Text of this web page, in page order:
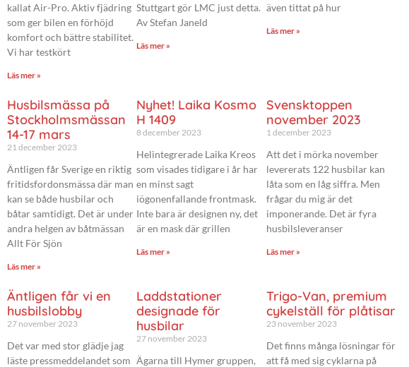
kallat Air-Pro. Aktiv fjädring
som ger bilen en förhöjd
komfort och bättre stabilitet.
Vi har testkört
Läs mer »
Stuttgart gör LMC just detta.
Av Stefan Janeld
Läs mer »
även tittat på hur
Läs mer »
Husbilsmässa på
Stockholmsmässan
14-17 mars
21 december 2023
Äntligen får Sverige en riktig
fritidsfordonsmässa där man
kan se både husbilar och
båtar samtidigt. Det är under
andra helgen av båtmässan
Allt För Sjön
Läs mer »
Nyhet! Laika Kosmo
H 1409
8 december 2023
Helintegrerade Laika Kreos
som visades tidigare i år har
en minst sagt
iögonenfallande frontmask.
Inte bara är designen ny, det
är en mask där grillen
Läs mer »
Svensktoppen
november 2023
1 december 2023
Att det i mörka november
levererats 122 husbilar kan
låta som en låg siffra. Men
frågar du mig är det
imponerande. Det är fyra
husbilsleveranser
Läs mer »
Äntligen får vi en
husbilslobby
27 november 2023
Det var med stor glädje jag
läste pressmeddelandet som
Laddstationer
designade för
husbilar
27 november 2023
Ägarna till Hymer gruppen,
Trigo-Van, premium
cykelställ för plåtisar
23 november 2023
Det finns många lösningar för
att få med sig cyklarna på